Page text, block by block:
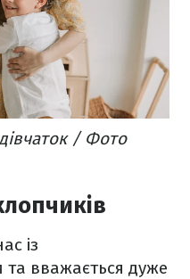
/ Фото
із
та вважається дуже